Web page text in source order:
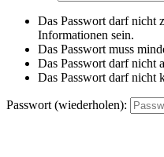
Das Passwort darf nicht
Informationen sein.
Das Passwort muss
Das Passwort darf nicht
Das Passwort darf nicht
Passwort (wiederholen):